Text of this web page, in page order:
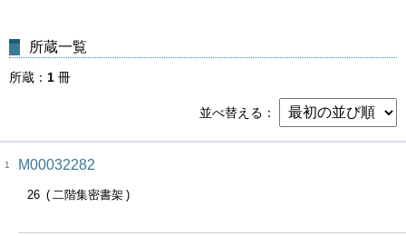
所蔵一覧
所蔵 1 冊
並べ替える
1 M00032282
26 二階集密書架